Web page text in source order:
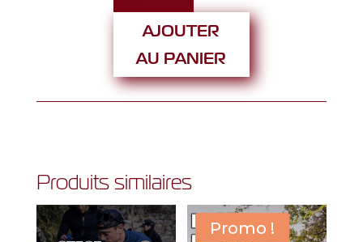
Bundle
2023
WAR
AJOUTER
AU PANIER
Produits similaires
Promo !